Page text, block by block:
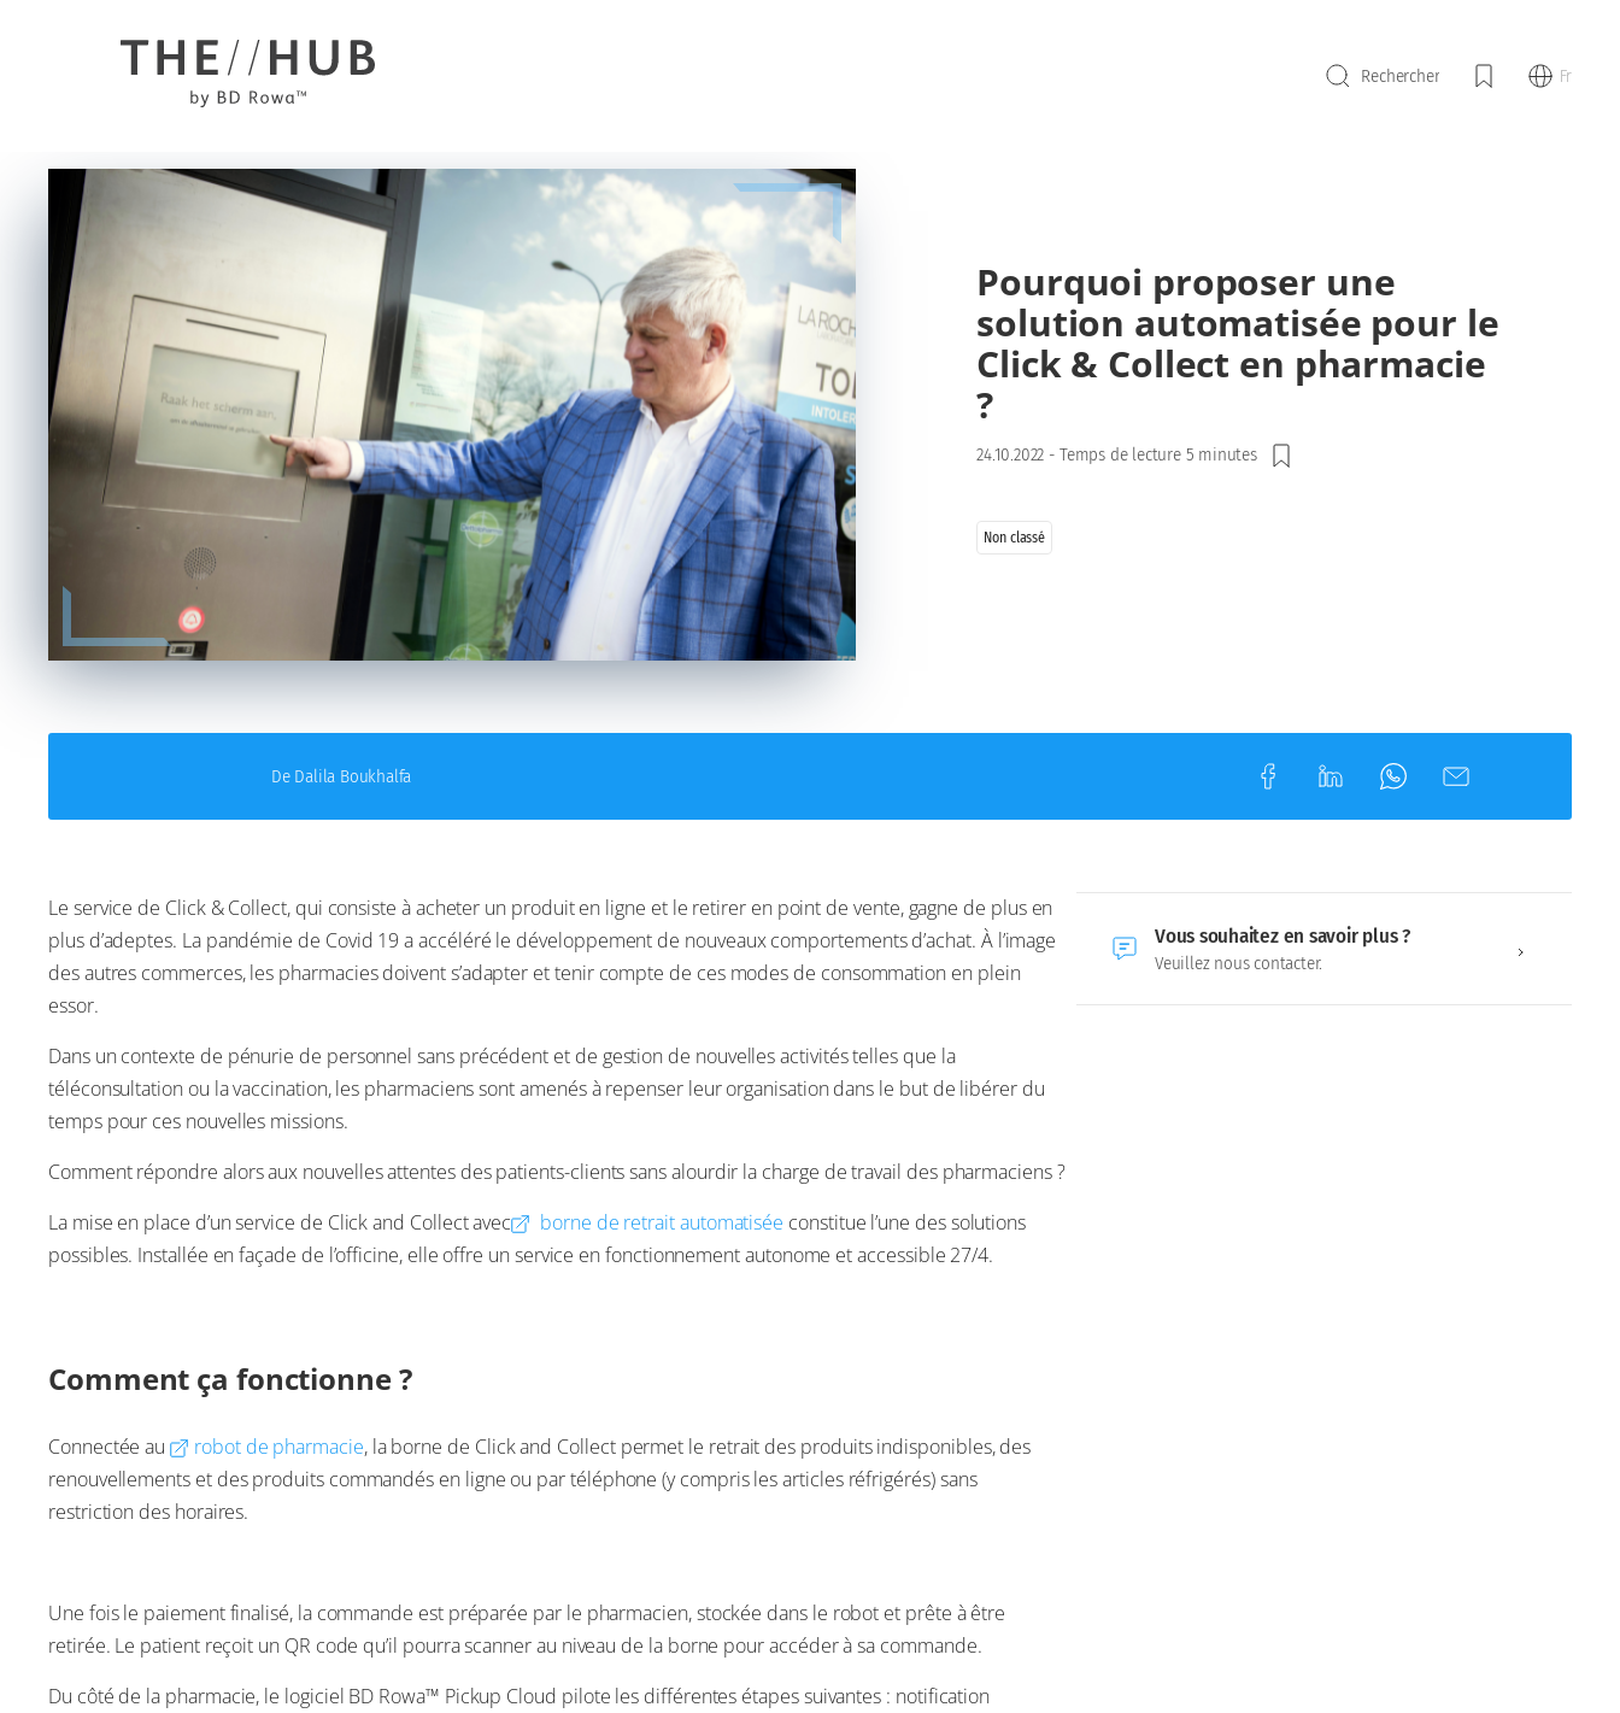
Rechercher Fr
Pourquoi proposer une
solution automatisée pour le
Click & Collect en pharmacie
?
24.10.2022 - Temps de lecture 5 minutes
Non classé
De Dalila Boukhalfa
Vous souhaitez en savoir plus ?
Veuillez nous contacter.
Le service de Click & Collect, qui consiste à acheter un produit en ligne et le retirer en point de vente, gagne de plus en
plus d’adeptes. La pandémie de Covid 19 a accéléré le développement de nouveaux comportements d’achat. À l’image
des autres commerces, les pharmacies doivent s’adapter et tenir compte de ces modes de consommation en plein
essor.
Dans un contexte de pénurie de personnel sans précédent et de gestion de nouvelles activités telles que la
téléconsultation ou la vaccination, les pharmaciens sont amenés à repenser leur organisation dans le but de libérer du
temps pour ces nouvelles missions.
Comment répondre alors aux nouvelles attentes des patients-clients sans alourdir la charge de travail des pharmaciens ?
La mise en place d’un service de Click and Collect avec
borne de retrait automatisée constitue l’une des solutions
possibles. Installée en façade de l’officine, elle offre un service en fonctionnement autonome et accessible 27/4.
Comment ça fonctionne ?
Connectée au robot de pharmacie, la borne de Click and Collect permet le retrait des produits indisponibles, des
renouvellements et des produits commandés en ligne ou par téléphone (y compris les articles réfrigérés) sans
restriction des horaires.
Une fois le paiement finalisé, la commande est préparée par le pharmacien, stockée dans le robot et prête à être
retirée. Le patient reçoit un QR code qu’il pourra scanner au niveau de la borne pour accéder à sa commande.
Du côté de la pharmacie, le logiciel BD Rowa™ Pickup Cloud pilote les différentes étapes suivantes : notification